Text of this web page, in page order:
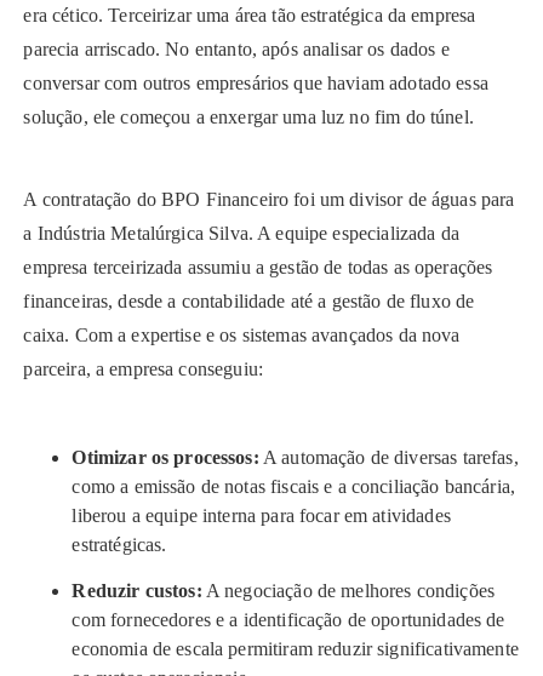
era cético. Terceirizar uma área tão estratégica da empresa
parecia arriscado. No entanto, após analisar os dados e
conversar com outros empresários que haviam adotado essa
solução, ele começou a enxergar uma luz no fim do túnel.
A contratação do BPO Financeiro foi um divisor de águas para
a Indústria Metalúrgica Silva. A equipe especializada da
empresa terceirizada assumiu a gestão de todas as operações
financeiras, desde a contabilidade até a gestão de fluxo de
caixa. Com a expertise e os sistemas avançados da nova
parceira, a empresa conseguiu:
Otimizar os processos: A automação de diversas tarefas,
como a emissão de notas fiscais e a conciliação bancária,
liberou a equipe interna para focar em atividades
estratégicas.
Reduzir custos: A negociação de melhores condições
com fornecedores e a identificação de oportunidades de
economia de escala permitiram reduzir significativamente